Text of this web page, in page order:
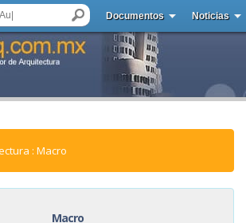
Documentos Noticias
: Macro
Macro